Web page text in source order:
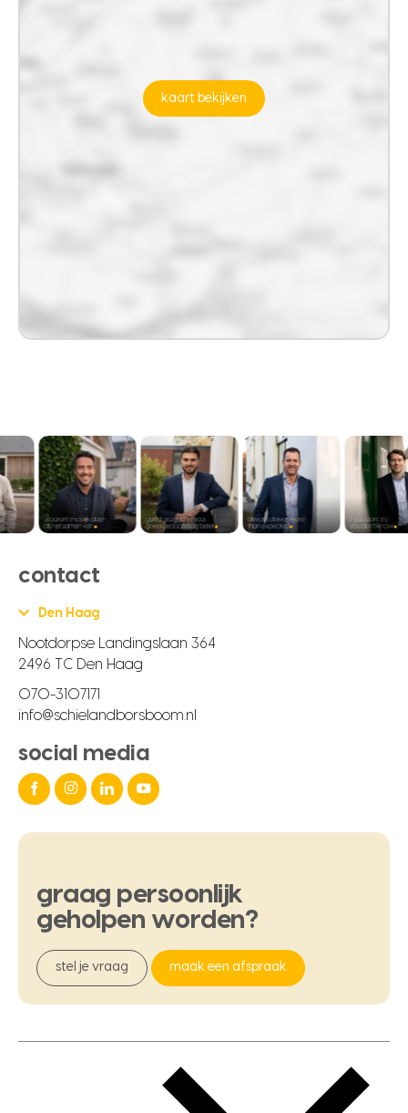
kaart bekijken
contact
Den Haag
Nootdorpse Landingslaan 364
2496 TC Den Haag
070-3107171
info@schielandborsboom.nl
social media
graag persoonlijk
geholpen worden?
stel je vraag maak een afspraak